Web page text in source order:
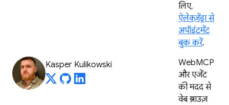
लिए,
ऐलेक्ज़ेंड्रा से
अपॉइंटमेंट
बुक करें.
Kasper Kulikowski
WebMCP
और एजेंट
की मदद से
वेब ब्राउज़